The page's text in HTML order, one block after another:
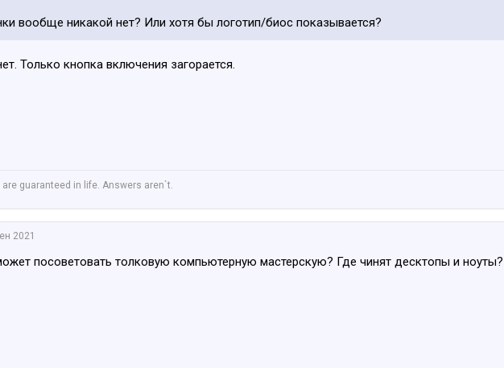
вообще никакой нет? Или хотя бы логотип/биос показывается?
Только кнопка включения загорается.
guaranteed in life. Answers aren`t.
2021
посоветовать толковую компьютерную мастерскую? Где чинят десктопы и ноуты?